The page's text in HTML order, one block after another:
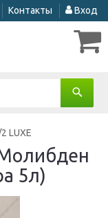
Контакты Вход
LUXE
5л)